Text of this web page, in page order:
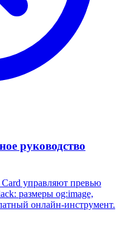
руководство
управляют превью
размеры og:image,
онлайн-инструмент.